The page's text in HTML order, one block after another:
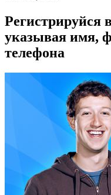
Регистрируйся
указывая имя,
телефона